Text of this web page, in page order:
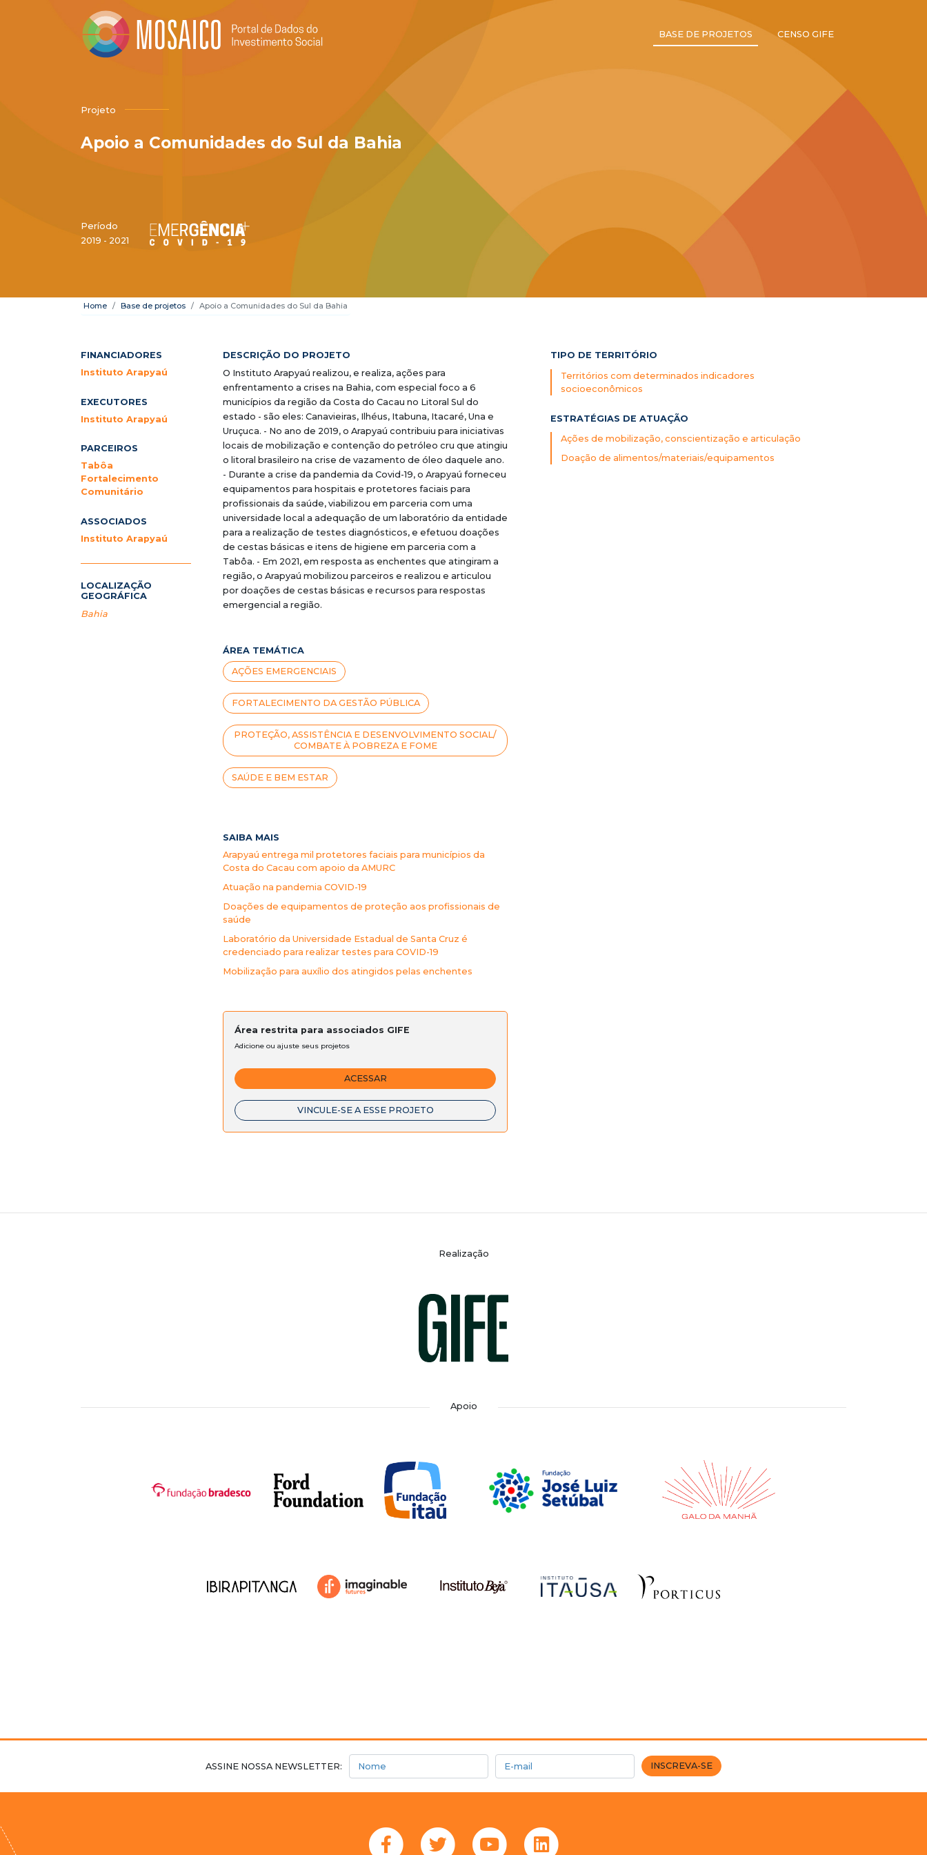
BASE DE PROJETOS CENSO GIFE
Projeto
Apoio a Comunidades do Sul da Bahia
Período
2019 - 2021
Home Base de projetos Apoio a Comunidades do Sul da Bahia
FINANCIADORES
Instituto Arapyaú
EXECUTORES
Instituto Arapyaú
PARCEIROS
Tabôa
Fortalecimento
Comunitário
ASSOCIADOS
Instituto Arapyaú
LOCALIZAÇÃO
GEOGRÁFICA
Bahia
DESCRIÇÃO DO PROJETO
O Instituto Arapyaú realizou, e realiza, ações para
enfrentamento a crises na Bahia, com especial foco a 6
municípios da região da Costa do Cacau no Litoral Sul do
estado - são eles: Canavieiras, Ilhéus, Itabuna, Itacaré, Una e
Uruçuca. - No ano de 2019, o Arapyaú contribuiu para iniciativas
locais de mobilização e contenção do petróleo cru que atingiu
o litoral brasileiro na crise de vazamento de óleo daquele ano.
- Durante a crise da pandemia da Covid-19, o Arapyaú forneceu
equipamentos para hospitais e protetores faciais para
profissionais da saúde, viabilizou em parceria com uma
universidade local a adequação de um laboratório da entidade
para a realização de testes diagnósticos, e efetuou doações
de cestas básicas e itens de higiene em parceria com a
Tabôa. - Em 2021, em resposta as enchentes que atingiram a
região, o Arapyaú mobilizou parceiros e realizou e articulou
por doações de cestas básicas e recursos para respostas
emergencial a região.
ÁREA TEMÁTICA
AÇÕES EMERGENCIAIS
FORTALECIMENTO DA GESTÃO PÚBLICA
PROTEÇÃO, ASSISTÊNCIA E DESENVOLVIMENTO SOCIAL/
COMBATE À POBREZA E FOME
SAÚDE E BEM ESTAR
SAIBA MAIS
Arapyaú entrega mil protetores faciais para municípios da
Costa do Cacau com apoio da AMURC
Atuação na pandemia COVID-19
Doações de equipamentos de proteção aos profissionais de
saúde
Laboratório da Universidade Estadual de Santa Cruz é
credenciado para realizar testes para COVID-19
Mobilização para auxílio dos atingidos pelas enchentes
Área restrita para associados GIFE
Adicione ou ajuste seus projetos
ACESSAR
VINCULE-SE A ESSE PROJETO
TIPO DE TERRITÓRIO
Territórios com determinados indicadores
socioeconômicos
ESTRATÉGIAS DE ATUAÇÃO
Ações de mobilização, conscientização e articulação
Doação de alimentos/materiais/equipamentos
Realização
Apoio
ASSINE NOSSA NEWSLETTER:Nome E-mail INSCREVA-SE